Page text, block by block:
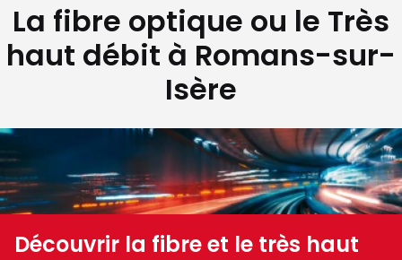
La fibre optique ou le Très
haut débit à Romans-sur-
Isère
Découvrir la fibre et le très haut